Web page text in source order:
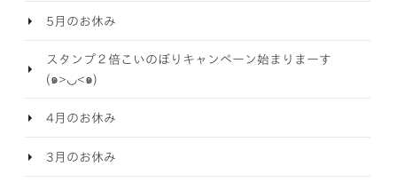
5月のお休み
スタンプ２倍こいのぼりキャンペーン始まりまーす
(๑>◡<๑)
4月のお休み
3月のお休み